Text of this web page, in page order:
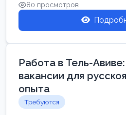
80 просмотров
Работа в Тель-
вакансии для
опыта
Требуются